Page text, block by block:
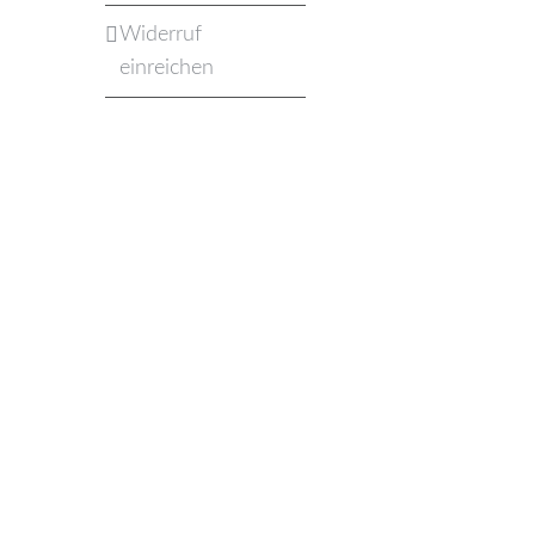
Widerruf
einreichen